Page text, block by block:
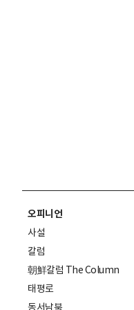
오피니언
사설
칼럼
朝鮮칼럼 The Column
태평로
동서남북